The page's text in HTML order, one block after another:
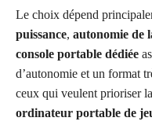
Le choix dépend
puissance, autonomie de
console portable dédiée
d’autonomie et un format
ceux qui veulent prioriser
ordinateur portable de